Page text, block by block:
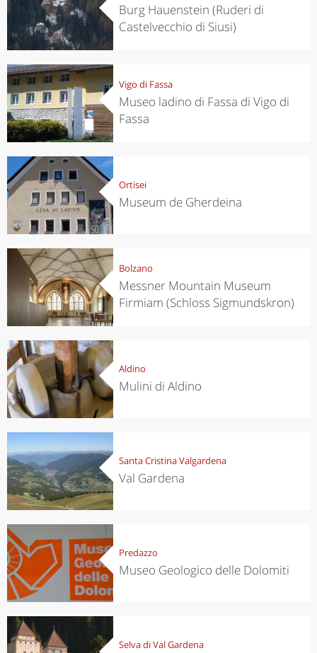
Burg Hauenstein (Ruderi di
Castelvecchio di Siusi)
Vigo di Fassa
Museo ladino di Fassa di Vigo di
Fassa
Ortisei
Museum de Gherdeina
Bolzano
Messner Mountain Museum
Firmiam (Schloss Sigmundskron)
Aldino
Mulini di Aldino
Santa Cristina Valgardena
Val Gardena
Predazzo
Museo Geologico delle Dolomiti
Selva di Val Gardena